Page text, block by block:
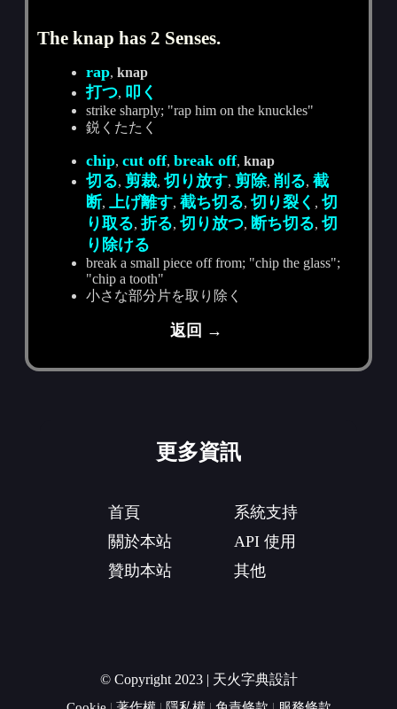
The knap has 2 Senses.
rap,knap
打つ, 叩く
strike sharply; "rap him on the knuckles"
鋭くたたく
chip,cut off,break off,knap
切る, 剪裁,切り放す, 剪除, 削る,截
断, 上げ離す,截ち切る,切り裂く ,切
り取る,折る,切り放つ, 断ち切る,切
り除ける
break a small piece off from; "chip the glass";
"chip a tooth"
小さな部分片を取り除く
返回 →
更多資訊
首頁
關於本站
贊助本站
系統支持
API 使用
其他
© Copyright 2023 | 天火字典設計